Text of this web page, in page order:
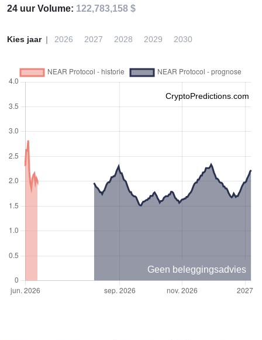
24 uur Volume: 122,783,158 $
Kies jaar 2026 2027 2028 2029 2030
CryptoPredictions.com
Geen beleggingsadvies